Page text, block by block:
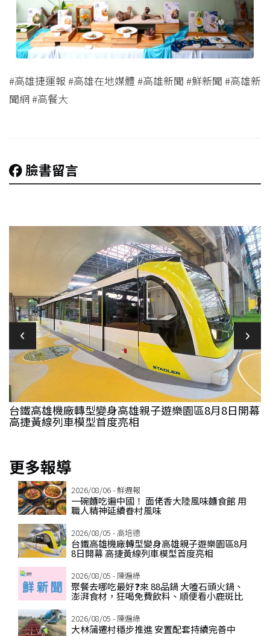
#高雄捷運報 #高雄在地媒體 #高雄新聞 #鮮新聞 #高雄新
聞網 #高餐大
臉書留言
台鐵高雄機廠轉型變身高雄親子遊樂園區8月8日開幕
高捷黃線列車模型首度亮相
更多報導
2026/08/06 - 鮮週報
一碗麵吃遍中國！ 面佬香大陸風味麵食館 用
職人精神延續眷村風味
2026/08/05 - 高培德
台鐵高雄機廠轉型變身高雄親子遊樂園區8月
8日開幕 高捷黃線列車模型首度亮相
2026/08/05 - 陳遍綠
聚餐去哪吃最好❓來 88品鍋 大嗑石頭火鍋、
澎湃食材，狂喝免費飲料、順便看小鹿斑比
2026/08/05 - 陳遍綠
大林蒲遷村穩步推進 安置配套持續完善中